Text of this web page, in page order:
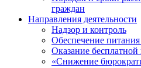
граждан
Направления деятельности
Надзор и контроль
Обеспечение
Оказание
«Снижение